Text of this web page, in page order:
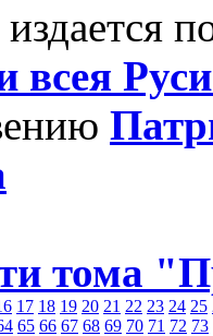
всея
тома
17 18 19 20 21 22 23 24 25
65 66 67 68 69 70 71 72 73